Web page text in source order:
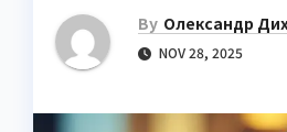
By Олександр
NOV 28, 2025